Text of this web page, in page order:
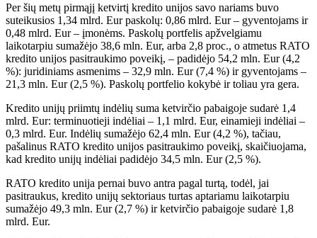
Per šių metų pirmąjį ketvirtį kredito unijos savo nariams buvo
suteikusios 1,34 mlrd. Eur paskolų: 0,86 mlrd. Eur – gyventojams ir
0,48 mlrd. Eur – įmonėms. Paskolų portfelis apžvelgiamu
laikotarpiu sumažėjo 38,6 mln. Eur, arba 2,8 proc., o atmetus RATO
kredito unijos pasitraukimo poveikį, – padidėjo 54,2 mln. Eur (4,2
%): juridiniams asmenims – 32,9 mln. Eur (7,4 %) ir gyventojams –
21,3 mln. Eur (2,5 %). Paskolų portfelio kokybė ir toliau yra gera.
Kredito unijų priimtų indėlių suma ketvirčio pabaigoje sudarė 1,4
mlrd. Eur: terminuotieji indėliai – 1,1 mlrd. Eur, einamieji indėliai –
0,3 mlrd. Eur. Indėlių sumažėjo 62,4 mln. Eur (4,2 %), tačiau,
pašalinus RATO kredito unijos pasitraukimo poveikį, skaičiuojama,
kad kredito unijų indėliai padidėjo 34,5 mln. Eur (2,5 %).
RATO kredito unija pernai buvo antra pagal turtą, todėl, jai
pasitraukus, kredito unijų sektoriaus turtas aptariamu laikotarpiu
sumažėjo 49,3 mln. Eur (2,7 %) ir ketvirčio pabaigoje sudarė 1,8
mlrd. Eur.